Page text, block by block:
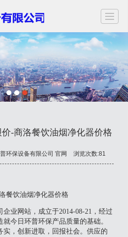
应用领域案例展示新闻动态视频中心
-商洛餐饮油烟净化器价格
环保设备有限公司 官网 浏览次数:81
餐饮油烟净化器价格
业网站，成立于2014-08-21，经过
今日环普环保产品质量的基础。
实，创新进取，回报社会。供应的